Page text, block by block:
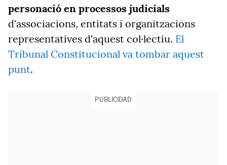
personació en processos judicials
d'associacions, entitats i organitzacions
representatives d'aquest col·lectiu. El
Tribunal Constitucional va tombar aquest
punt.
PUBLICIDAD